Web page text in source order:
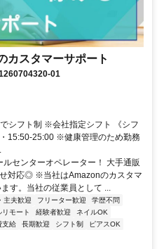
カスタマーサポート
01
シフト制 ※会社指定シフト 《シフ
15:50-25:00 ※健康管理のため勤務
センターオペレーター！ 大手通販
対応◎ ※当社はAmazonのカスタマ
す。当社の従業員として ...
主夫歓迎 フリーター歓迎
学歴不問
リモート 経験者歓迎
ネイルOK
支給 長期歓迎 シフト制
ピアスOK